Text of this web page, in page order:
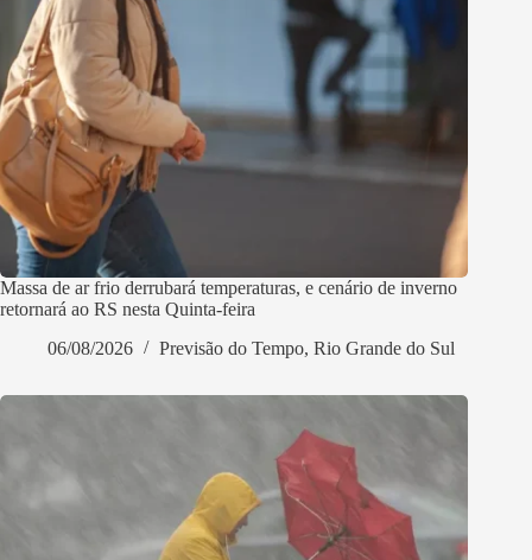
Massa de ar frio derrubará temperaturas, e cenário de inverno
retornará ao RS nesta Quinta-feira
06/08/2026
Previsão do Tempo, Rio Grande do Sul